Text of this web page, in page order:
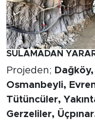
SULAMADAN
Projeden;
Osmanbeyli,
Tütüncüler,
Gerzeliler,